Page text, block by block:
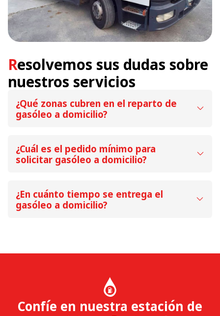
Resolvemos sus dudas sobre
nuestros servicios
¿Qué zonas cubren en el reparto de
gasóleo a domicilio?
¿Cuál es el pedido mínimo para
¿En cuánto tiempo se entrega el
Confíe en nuestra estación de
servicio en Pontevedra
Si quiere más información sobre los servicios que